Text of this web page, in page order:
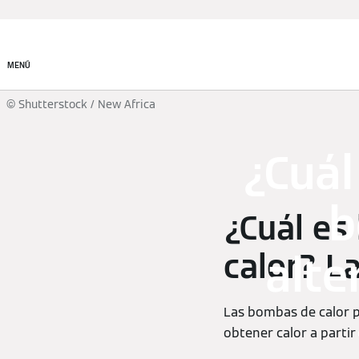
MENÚ
© Shutterstock / New Africa
¿Cuál
calor?
Las bombas de calor
obtener calor a partir